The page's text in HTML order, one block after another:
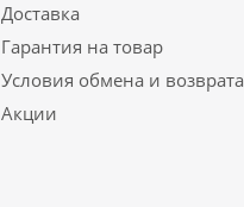
Доставка
Гарантия на товар
Условия обмена и возврата
Акции